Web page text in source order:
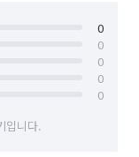
0
0
0
0
0
입니다.